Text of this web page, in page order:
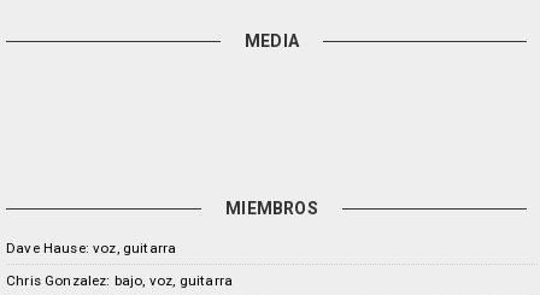
MEDIA
MIEMBROS
Dave Hause: voz, guitarra
Chris Gonzalez: bajo, voz, guitarra